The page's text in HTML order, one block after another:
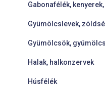
Gabonafélék,
Gyümölcslevek,
Gyümölcsök,
Halak, halkonzervek
Húsfélék